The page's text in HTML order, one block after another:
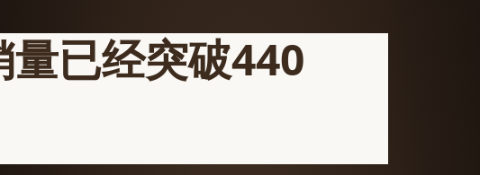
量已经突破440